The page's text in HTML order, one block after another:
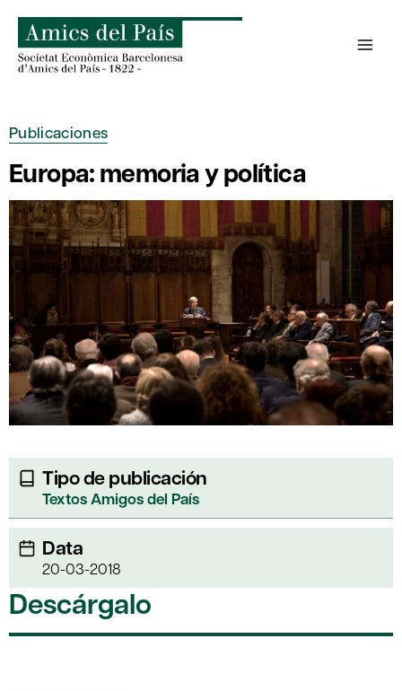
contenido
Publicaciones
Europa: memoria y política
Tipo de publicación
Textos Amigos del País
Data
20-03-2018
Descárgalo